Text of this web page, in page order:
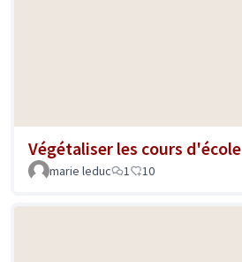
Végétaliser les cours d'école
marie leduc
1 10